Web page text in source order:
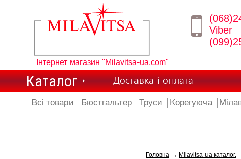
Інтернет магазин "Milavitsa-ua.com"
Viber
Каталог Доставка і оплата
Всі товари Бюстгальтер Труси Корегуюча
Головна → Milavitsa-ua каталог.